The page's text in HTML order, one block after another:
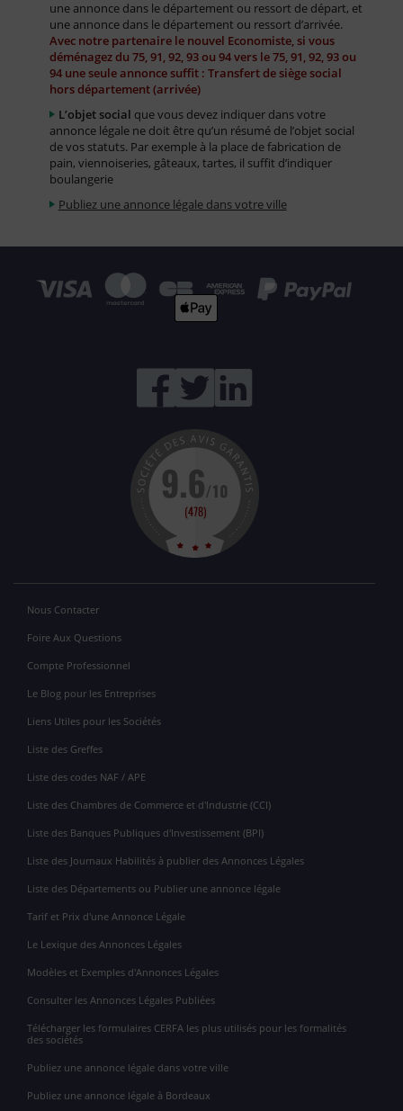
une annonce dans le département ou ressort de départ, et
une annonce dans le département ou ressort d’arrivée.
Avec notre partenaire le nouvel Economiste, si vous
déménagez du 75, 91, 92, 93 ou 94 vers le 75, 91, 92, 93 ou
94 une seule annonce suffit : Transfert de siège social
hors département (arrivée)
L’objet social que vous devez indiquer dans votre
annonce légale ne doit être qu’un résumé de l’objet social
de vos statuts. Par exemple à la place de fabrication de
pain, viennoiseries, gâteaux, tartes, il suffit d’indiquer
boulangerie
Publiez une annonce légale dans votre ville
Nous Contacter
Foire Aux Questions
Compte Professionnel
Le Blog pour les Entreprises
Liens Utiles pour les Sociétés
Liste des Greffes
Liste des codes NAF / APE
Liste des Chambres de Commerce et d'Industrie (CCI)
Liste des Banques Publiques d'Investissement (BPI)
Liste des Journaux Habilités à publier des Annonces Légales
Liste des Départements ou Publier une annonce légale
Tarif et Prix d'une Annonce Légale
Le Lexique des Annonces Légales
Modèles et Exemples d'Annonces Légales
Consulter les Annonces Légales Publiées
Télécharger les formulaires CERFA les plus utilisés pour les formalités
des sociétés
Publiez une annonce légale dans votre ville
Publiez une annonce légale à Bordeaux